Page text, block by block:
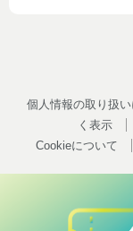
個人情報の取り扱
く表示
Cookieについて